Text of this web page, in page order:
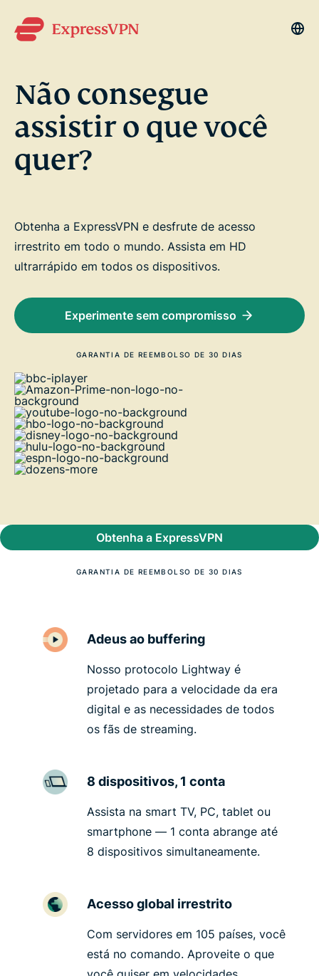
Não consegue
assistir o que você
quer?
Obtenha a ExpressVPN e desfrute de acesso
irrestrito em todo o mundo. Assista em HD
ultrarrápido em todos os dispositivos.
Experimente sem compromisso
GARANTIA DE REEMBOLSO DE 30 DIAS
Obtenha a ExpressVPN
GARANTIA DE REEMBOLSO DE 30 DIAS
Adeus ao buffering
Nosso protocolo Lightway é
projetado para a velocidade da era
digital e as necessidades de todos
os fãs de streaming.
8 dispositivos, 1 conta
Assista na smart TV, PC, tablet ou
smartphone — 1 conta abrange até
8 dispositivos simultaneamente.
Acesso global irrestrito
Com servidores em 105 países, você
está no comando. Aproveite o que